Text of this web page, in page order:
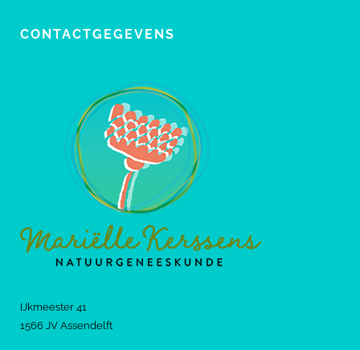
CONTACTGEGEVENS
IJkmeester 41
1566 JV Assendelft